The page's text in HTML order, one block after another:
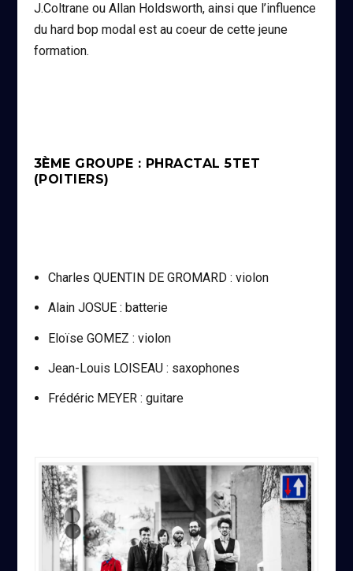
J.Coltrane ou Allan Holdsworth, ainsi que l’influence
du hard bop modal est au coeur de cette jeune
formation.
3ÈME GROUPE : PHRACTAL 5TET
(POITIERS)
Charles QUENTIN DE GROMARD : violon
Alain JOSUE : batterie
Eloïse GOMEZ : violon
Jean-Louis LOISEAU : saxophones
Frédéric MEYER : guitare